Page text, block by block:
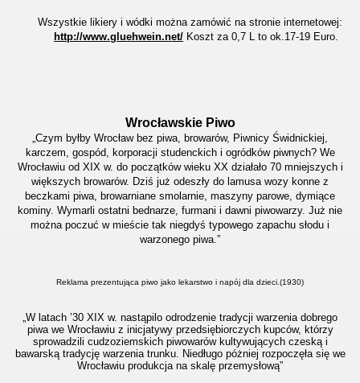
Wszystkie likiery i wódki można zamówić na stronie internetowej:
http://www.gluehwein.net/ Koszt za 0,7 L to ok.17-19 Euro.
Wrocławskie Piwo
„Czym byłby Wrocław bez piwa, browarów, Piwnicy Świdnickiej,
karczem, gospód, korporacji studenckich i ogródków piwnych? We
Wrocławiu od XIX w. do początków wieku XX działało 70 mniejszych i
większych browarów. Dziś już odeszły do lamusa wozy konne z
beczkami piwa, browarniane smolarnie, maszyny parowe, dymiące
kominy. Wymarli ostatni bednarze, furmani i dawni piwowarzy. Już nie
można poczuć w mieście tak niegdyś typowego zapachu słodu i
warzonego piwa.”
Reklama prezentująca piwo jako lekarstwo i napój dla dzieci.(1930)
„W latach ’30 XIX w. nastąpilo odrodzenie tradycji warzenia dobrego
piwa we Wrocławiu z inicjatywy przedsiębiorczych kupców, którzy
sprowadzili cudzoziemskich piwowarów kultywujących czeską i
bawarską tradycję warzenia trunku. Niedługo póżniej rozpoczęła się we
Wrocławiu produkcja na skalę przemysłową”